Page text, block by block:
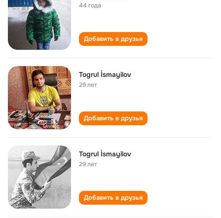
44 года
Добавить в друзья
Togrul İsmayilov
29 лет
Добавить в друзья
Togrul İsmayilov
29 лет
Добавить в друзья